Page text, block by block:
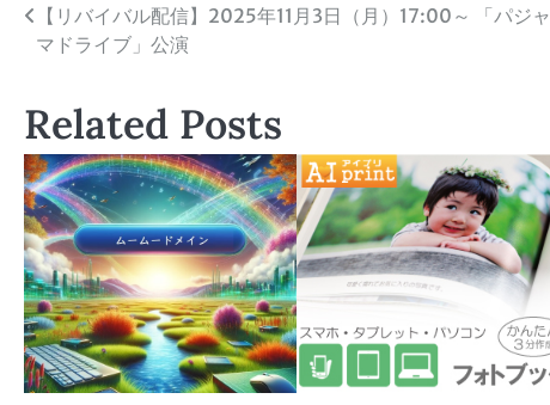
投
稿
ナ
ビ
ゲ
ー
シ
ョ
ン
【リバイバル配信】2025年11月3日（月）17:00～ 「パジャ
マドライブ」公演
Related Posts